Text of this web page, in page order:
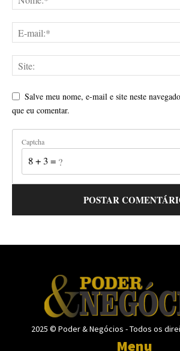
Salve meu nome, e-mail e site neste
que eu comentar.
Captcha
8 + 3 = ?
2025 © Poder & Negócios - Todos os
Menu